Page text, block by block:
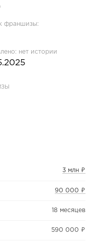
франшизы:
нет истории
3 млн ₽
90 000 ₽
18 месяцев
590 000 ₽